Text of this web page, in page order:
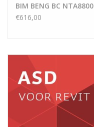
BIM BENG BC NTA8800
€616,00